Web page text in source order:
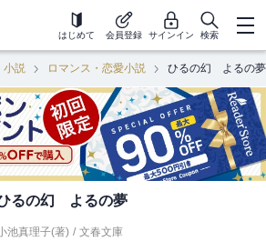
はじめて 会員登録 サインイン 検索
小説 ロマンス・恋愛小説 ひるの幻 よるの夢
るの幻 よるの夢
池真理子(著) / 文春文庫